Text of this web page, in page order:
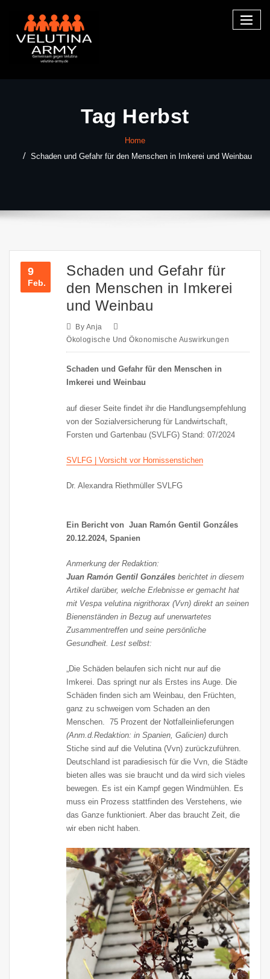
content
Tag Herbst
Home
Schaden und Gefahr für den Menschen in Imkerei und Weinbau
9
Feb.
Schaden und Gefahr für
den Menschen in Imkerei
und Weinbau
By Anja
Ökologische Und Ökonomische Auswirkungen
Schaden und Gefahr für den Menschen in
Imkerei und Weinbau
auf dieser Seite findet ihr die Handlungsempfehlung
von der Sozialversicherung für Landwirtschaft,
Forsten und Gartenbau (SVLFG) Stand: 07/2024
SVLFG | Vorsicht vor Hornissenstichen
Dr. Alexandra Riethmüller SVLFG
Ein Bericht von Juan Ramón Gentil Gonzáles
20.12.2024, Spanien
Anmerkung der Redaktion:
Juan Ramón Gentil Gonzáles berichtet in diesem
Artikel darüber, welche Erlebnisse er gemacht hat
mit Vespa velutina nigrithorax (Vvn) direkt an seinen
Bienenständen in Bezug auf unerwartetes
Zusammentreffen und seine persönliche
Gesundheit. Lest selbst:
„Die Schäden belaufen sich nicht nur auf die
Imkerei. Das springt nur als Erstes ins Auge. Die
Schäden finden sich am Weinbau, den Früchten,
ganz zu schweigen vom Schaden an den
Menschen. 75 Prozent der Notfalleinlieferungen
(Anm.d.Redaktion: in Spanien, Galicien) durch
Stiche sind auf die Velutina (Vvn) zurückzuführen.
Deutschland ist paradiesisch für die Vvn, die Städte
bieten alles was sie braucht und da wird sich vieles
bewegen. Es ist ein Kampf gegen Windmühlen. Es
muss ein Prozess stattfinden des Verstehens, wie
das Ganze funktioniert. Aber das braucht Zeit, die
wir eben nicht haben.